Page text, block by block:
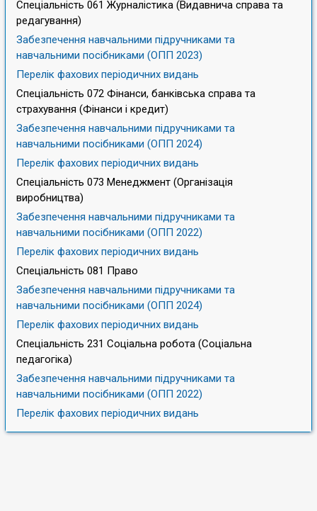
Спеціальність 061 Журналістика (Видавнича справа та
редагування)
Забезпечення навчальними підручниками та
навчальними посібниками (ОПП 2023)
Перелік фахових періодичних видань
Спеціальність 072 Фінанси, банківська справа та
страхування (Фінанси і кредит)
Забезпечення навчальними підручниками та
навчальними посібниками (ОПП 2024)
Перелік фахових періодичних видань
Спеціальність 073 Менеджмент (Організація
виробництва)
Забезпечення навчальними підручниками та
навчальними посібниками (ОПП 2022)
Перелік фахових періодичних видань
Спеціальність 081 Право
Забезпечення навчальними підручниками та
навчальними посібниками (ОПП 2024)
Перелік фахових періодичних видань
Спеціальність 231 Соціальна робота (Соціальна
педагогіка)
Забезпечення навчальними підручниками та
навчальними посібниками (ОПП 2022)
Перелік фахових періодичних видань